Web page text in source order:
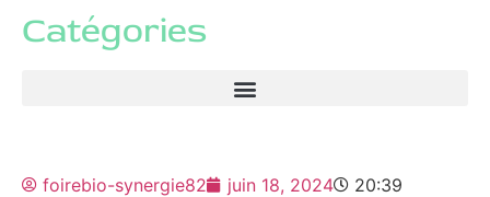
Catégories
foirebio-synergie82 juin 18, 2024 20:39